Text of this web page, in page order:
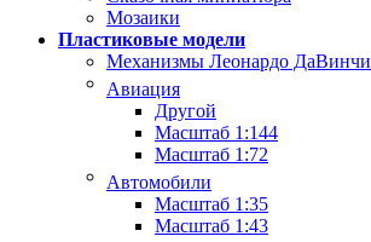
Мозаики
Пластиковые модели
Механизмы Леонардо ДаВинчи
Авиация
Другой
Масштаб 1:144
Масштаб 1:72
Автомобили
Масштаб 1:35
Масштаб 1:43